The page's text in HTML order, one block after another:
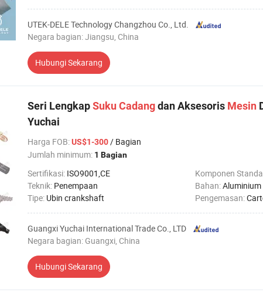
UTEK-DELE Technology Changzhou Co., Ltd.
Negara bagian: Jiangsu, China
Hubungi Sekarang
Seri LengkapSukuCadangdan Aksesoris Mesin
Yuchai
Harga FOB:US$1-300/ Bagian
Jumlah minimum: 1 Bagian
Sertifikasi: ISO9001,CE Komponen
Teknik: Penempaan Bahan:Aluminium
Tipe: Ubin crankshaft Pengemasan:
Guangxi Yuchai International Trade Co., LTD
Negara bagian: Guangxi, China
Hubungi Sekarang